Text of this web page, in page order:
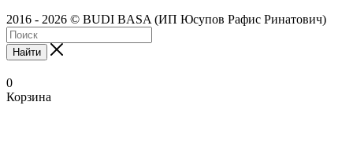
2016 - 2026 © BUDI BASA (ИП Юсупов Рафис Ринатович)
Найти
0
Корзина